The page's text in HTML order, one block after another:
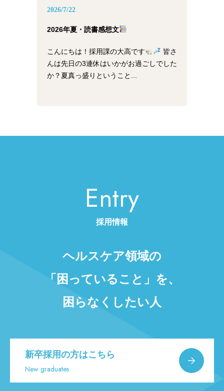
2026/7/22
2026年夏・読書感想文
こんにちは！採用課の大高です
皆さ
んは先日の3連休はいかがお過ごしでした
か？夏真っ盛りということ...
Entry
採用情報
ヘルスケア領域の
「困っていること」を、
困らなくしたい人
新卒採用の方はこちら
New graduates